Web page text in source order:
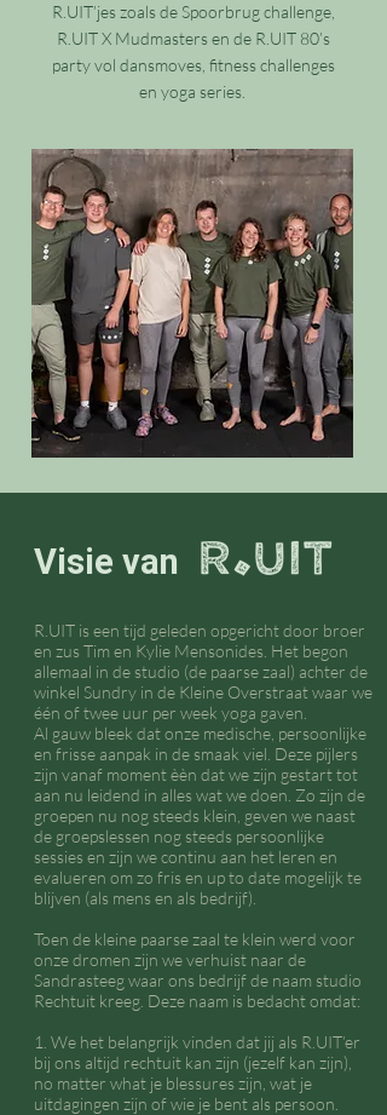
R.UIT’jes zoals de Spoorbrug challenge,
R.UIT X Mudmasters en de R.UIT 80’s
party vol dansmoves, fitness challenges
en yoga series.
Visie van
R.UIT is een tijd geleden opgericht door broer
en zus Tim en Kylie Mensonides. Het begon
allemaal in de studio (de paarse zaal) achter de
winkel Sundry in de Kleine Overstraat waar we
één of twee uur per week yoga gaven.
Al gauw bleek dat onze medische, persoonlijke
en frisse aanpak in de smaak viel. Deze pijlers
zijn vanaf moment èèn dat we zijn gestart tot
aan nu leidend in alles wat we doen. Zo zijn de
groepen nu nog steeds klein, geven we naast
de groepslessen nog steeds persoonlijke
sessies en zijn we continu aan het leren en
evalueren om zo fris en up to date mogelijk te
blijven (als mens en als bedrijf).
Toen de kleine paarse zaal te klein werd voor
onze dromen zijn we verhuist naar de
Sandrasteeg waar ons bedrijf de naam studio
Rechtuit kreeg. Deze naam is bedacht omdat:
1. We het belangrijk vinden dat jij als R.UIT’er
bij ons altijd rechtuit kan zijn (jezelf kan zijn),
no matter what je blessures zijn, wat je
uitdagingen zijn of wie je bent als persoon.